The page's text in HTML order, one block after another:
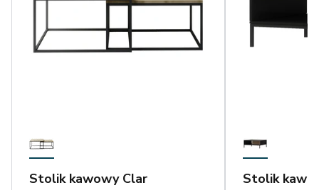
Stolik kawowy Clar Stolik